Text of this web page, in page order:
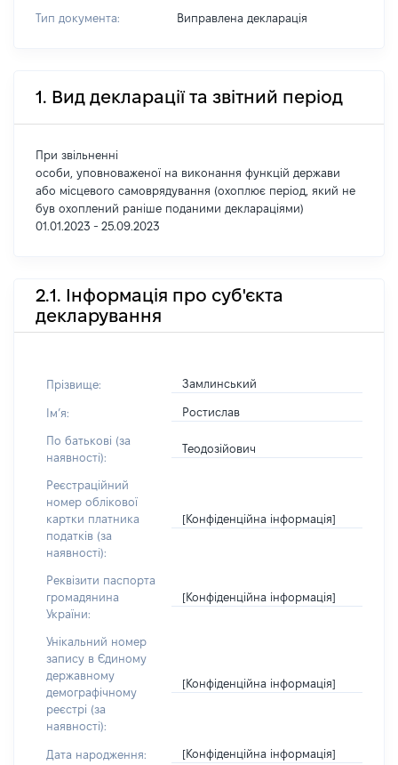
Тип документа: Виправлена декларація
1. Вид декларації та звітний період
При звільненні
особи, уповноваженої на виконання функцій держави
або місцевого самоврядування (охоплює період, який не
був охоплений раніше поданими деклараціями)
01.01.2023 - 25.09.2023
2.1. Інформація про суб'єкта
декларування
Прізвище: Замлинський
Імʼя: Ростислав
По батькові (за
наявності):
Теодозійович
Реєстраційний
номер облікової
картки платника
податків (за
наявності):
[Конфіденційна інформація]
Реквізити паспорта
громадянина
України:
[Конфіденційна інформація]
Унікальний номер
запису в Єдиному
державному
демографічному
реєстрі (за
наявності):
[Конфіденційна інформація]
Дата народження: [Конфіденційна інформація]